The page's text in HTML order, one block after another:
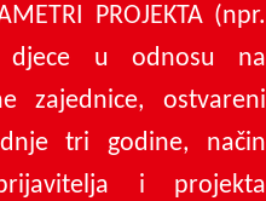
PROJEKTA (npr.
djece u odnosu na
zajednice, ostvareni
tri godine, način
i projekta